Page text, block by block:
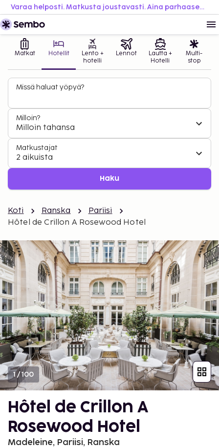
Varaa helposti. Matkusta joustavasti. Aina parhaaseen hintaan.
Matkat Hotellit
Lento +
hotelli
Lennot
Lautta +
Hotelli
Multi-
stop
Missä haluat yöpyä?
Milloin?
Milloin tahansa
Matkustajat
2 aikuista
Haku
Koti Ranska
Pariisi
Hôtel de Crillon A Rosewood Hotel
1/100
Hôtel de Crillon A
Rosewood Hotel
Madeleine, Pariisi, Ranska